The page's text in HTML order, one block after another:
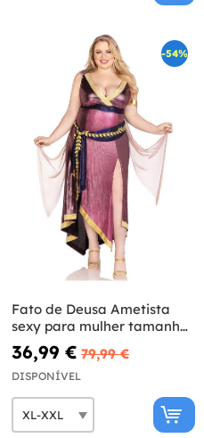
-54%
Fato de Deusa Ametista
sexy para mulher tamanho
grande
36,99 € 79,99 €
DISPONÍVEL